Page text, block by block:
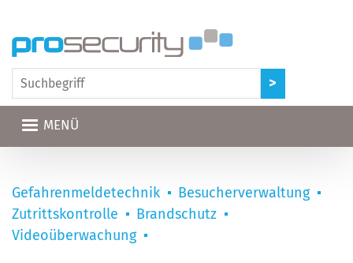
MENÜ
Gefahrenmeldetechnik
Besucherverwaltung
Zutrittskontrolle
Brandschutz
Videoüberwachung